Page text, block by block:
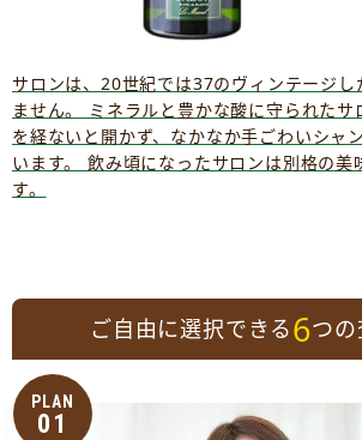
サロンは、20世紀では37のヴィンテージし
ません。 ミネラルと豊かな酸に守られたサ
を経ないと開かず、なかなか手ごわいシャ
います。 飲み頃になったサロンは別格の美
す。
ご自由に選択できる6つ
PLAN
01